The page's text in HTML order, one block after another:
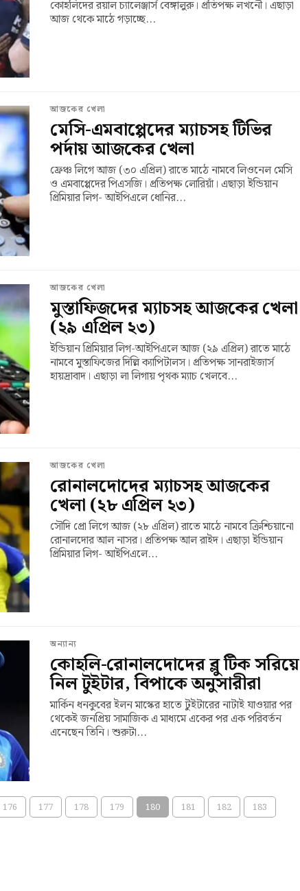
কোহলিদের রয়াল চ্যালেঞ্জার্স বেঙ্গালুরু। প্রতিপক্ষ লখনৌ। এছাড়া
আজ থেকে মাঠে গড়াচ্ছে...
আজকের খেলা
মেসি-এমবাপ্পেদের ম্যাচসহ টিভির
পর্দায় আজকের খেলা
ফ্রেঞ্চ লিগে আজ (৩০ এপ্রিল) রাতে মাঠে নামবে লিওনেল মেসি
ও এমবাপ্পেদের পিএসজি। প্রতিপক্ষ লোরিয়াঁ। এছাড়া ইন্ডিয়ান
প্রিমিয়ার লিগ- আইপিএলে ধোনির...
আজকের খেলা
মুস্তাফিজদের ম্যাচসহ আজকের খেলা
(২৯ এপ্রিল ২৩)
ইন্ডিয়ান প্রিমিয়ার লিগ-আইপিএলে আজ (২৯ এপ্রিল) রাতে মাঠে
নামবে মুস্তাফিজের দিল্লি ক্যাপিটালস। প্রতিপক্ষ সানরাইজার্স
হায়দ্রাবাদ। এছাড়া লা লিগায় পৃথক ম্যাচ খেলবে...
আজকের খেলা
রোনালদোদের ম্যাচসহ আজকের
খেলা (২৮ এপ্রিল ২৩)
সৌদি প্রো লিগে আজ (২৮ এপ্রিল) রাতে মাঠে নামবে ক্রিশ্চিয়ানো
রোনালদোর আল নাসর। প্রতিপক্ষ আল রাইদ। এছাড়া ইন্ডিয়ান
প্রিমিয়ার লিগ- আইপিএলে...
অন্যান্য
কোহলি-রোনালদোদের ব্লু টিক সরিয়ে
নিল টুইটার, বিপাকে অনুসারীরা
মার্কিন ধনকুবের ইলন মাস্কের হাতে টুইটারের নাটাই যাওয়ার পর
থেকেই জনপ্রিয় সামাজিক এ মাধ্যমে একের পর এক পরিবর্তন
এনেছেন তিনি। শুরুটা...
176 177 178 179 180 181 182
183